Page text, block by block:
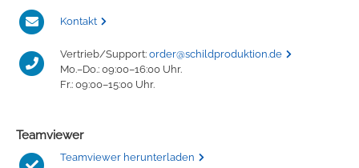
Kontakt
Vertrieb/Support: order@schildproduktion.de
Mo.–Do.: 09:00–16:00 Uhr.
Fr.: 09:00–15:00 Uhr.
Teamviewer
Teamviewer herunterladen